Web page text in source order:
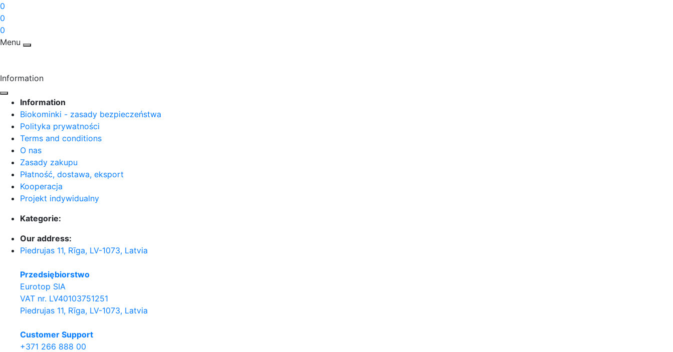
0
0
0
Menu
Information
Information
Biokominki - zasady bezpieczeństwa
Polityka prywatności
Terms and conditions
O nas
Zasady zakupu
Płatność, dostawa, eksport
Kooperacja
Projekt indywidualny
Kategorie:
Our address:
Piedrujas 11, Rīga, LV-1073, Latvia
Przedsiębiorstwo
Eurotop SIA
VAT nr. LV40103751251
Piedrujas 11, Rīga, LV-1073, Latvia
Сustomer Support
+371 266 888 00